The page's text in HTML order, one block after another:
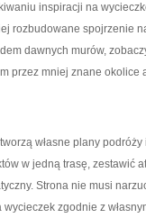
inspiracji na
rozbudowane spojrzenie
dawnych murów,
przez mniej znane okolice
własne plany
w jedną trasę, zestawić
Strona nie musi
zgodnie z